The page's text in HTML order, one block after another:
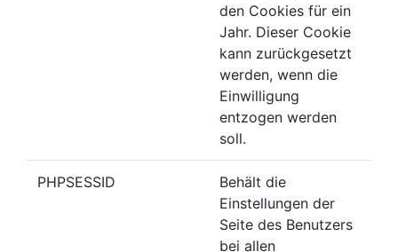
den Cookies für ein
Jahr. Dieser Cookie
kann zurückgesetzt
werden, wenn die
Einwilligung
entzogen werden
soll.
PHPSESSID
Behält die
Einstellungen der
Seite des Benutzers
bei allen